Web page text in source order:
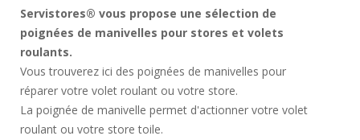
Servistores® vous propose une sélection de
poignées de manivelles pour stores et volets
roulants.
Vous trouverez ici des poignées de manivelles pour
réparer votre volet roulant ou votre store.
La poignée de manivelle permet d'actionner votre volet
roulant ou votre store toile.